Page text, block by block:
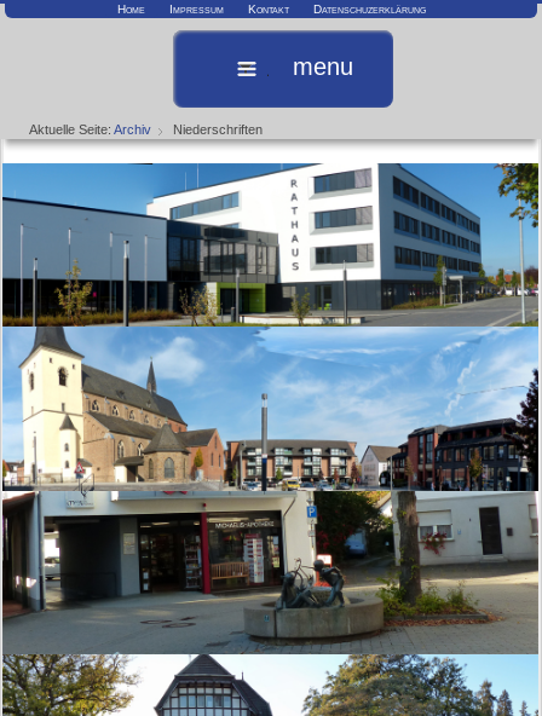
Home Impressum Kontakt Datenschuzerklärung
menu
Aktuelle Seite:Archiv Niederschriften